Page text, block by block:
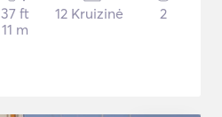
37 ft
11 m
12 Kruizinė 2